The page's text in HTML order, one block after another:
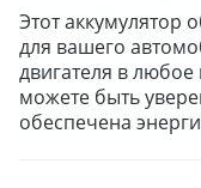
Этот аккумулятор
для вашего
двигателя в
можете быть
обеспечена